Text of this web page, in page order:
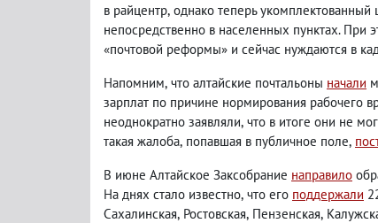
в райцентр, однако теперь
непосредственно в населенных пунктах. При
«почтовой реформы» и сейчас нуждаются в
Напомним, что алтайские почтальоны начали
зарплат по причине нормирования рабочего
неоднократно заявляли, что в итоге они не
такая жалоба, попавшая в публичное поле,
В июне Алтайское Заксобрание направило
На днях стало известно, что его поддержали
Сахалинская, Ростовская, Пензенская,